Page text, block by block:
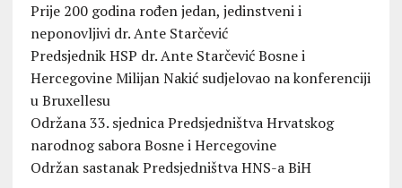
Prije 200 godina rođen jedan, jedinstveni i
neponovljivi dr. Ante Starčević
Predsjednik HSP dr. Ante Starčević Bosne i
Hercegovine Milijan Nakić sudjelovao na konferenciji
u Bruxellesu
Održana 33. sjednica Predsjedništva Hrvatskog
narodnog sabora Bosne i Hercegovine
Održan sastanak Predsjedništva HNS-a BiH